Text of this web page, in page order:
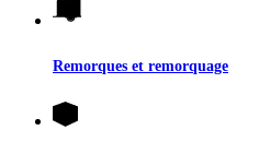
Remorques et remorquage